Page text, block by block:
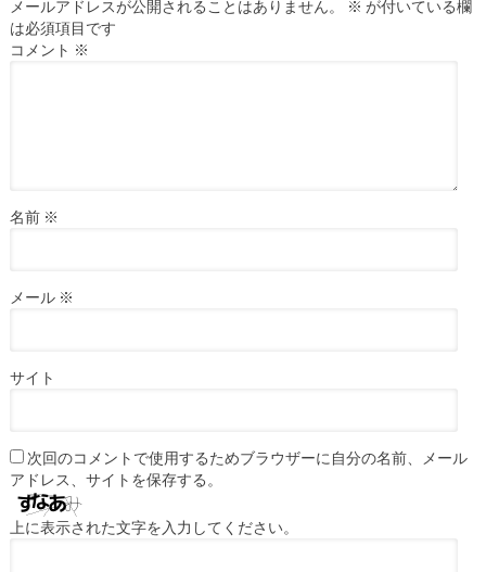
メールアドレスが公開されることはありません。 ※ が付いている欄
は必須項目です
コメント ※
名前 ※
メール ※
サイト
次回のコメントで使用するためブラウザーに自分の名前、メール
アドレス、サイトを保存する。
上に表示された文字を入力してください。